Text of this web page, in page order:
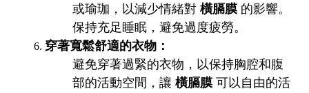
或瑜珈，以減少情緒對橫膈膜 的影響。
保持充足睡眠，避免過度疲勞。
穿著寬鬆舒適的衣物：
避免穿著過緊的衣物，以保持胸腔和腹
部的活動空間，讓橫膈膜 可以自由的活